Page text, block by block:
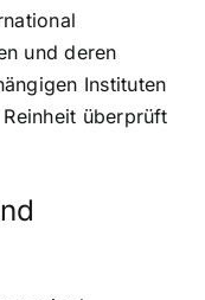
und deren
Instituten
überprüft